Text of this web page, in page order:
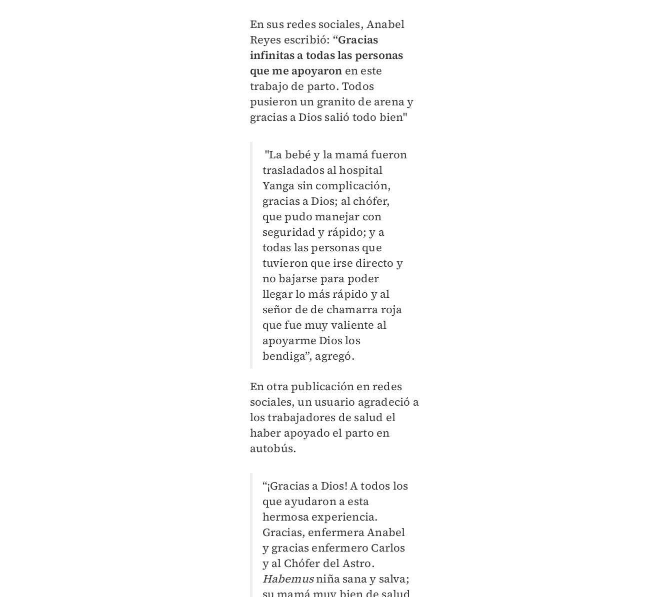
En sus redes sociales, Anabel
Reyes escribió: “Gracias
infinitas a todas las personas
que me apoyaron en este
trabajo de parto. Todos
pusieron un granito de arena y
gracias a Dios salió todo bien"
"La bebé y la mamá fueron
trasladados al hospital
Yanga sin complicación,
gracias a Dios; al chófer,
que pudo manejar con
seguridad y rápido; y a
todas las personas que
tuvieron que irse directo y
no bajarse para poder
llegar lo más rápido y al
señor de de chamarra roja
que fue muy valiente al
apoyarme Dios los
bendiga”, agregó.
En otra publicación en redes
sociales, un usuario agradeció a
los trabajadores de salud el
haber apoyado el parto en
autobús.
“¡Gracias a Dios! A todos los
que ayudaron a esta
hermosa experiencia.
Gracias, enfermera Anabel
y gracias enfermero Carlos
y al Chófer del Astro.
Habemusniña sana y salva;